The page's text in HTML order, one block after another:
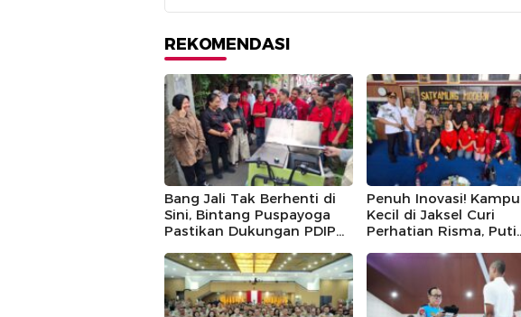
REKOMENDASI
Bang Jali Tak Berhenti di
Sini, Bintang Puspayoga
Pastikan Dukungan PDIP
Penuh Inovasi!
Kecil di Jaksel Curi
Perhatian Risma, Puti
Puspayoga